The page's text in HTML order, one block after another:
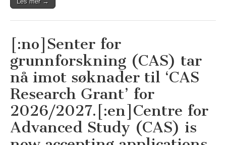
[:no]Senter for
grunnforskning (CAS) tar
nå imot søknader til ‘CAS
Research Grant’ for
2026/2027.[:en]Centre for
Advanced Study (CAS) is